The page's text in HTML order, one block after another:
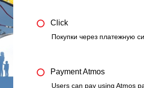
Click
Покупки через платежную
Payment Atmos
Users can pay using Atmos